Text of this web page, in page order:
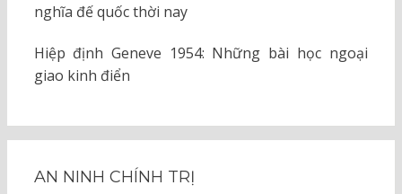
nghĩa đế quốc thời nay
Hiệp định Geneve 1954: Những bài học ngoại
giao kinh điển
AN NINH CHÍNH TRỊ